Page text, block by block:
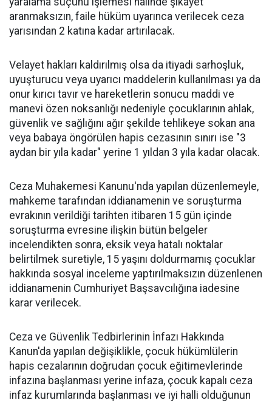
aranmaksızın, faile hüküm uyarınca verilecek ceza
yarısından 2 katına kadar artırılacak.
Velayet hakları kaldırılmış olsa da itiyadi sarhoşluk,
uyuşturucu veya uyarıcı maddelerin kullanılması ya da
onur kırıcı tavır ve hareketlerin sonucu maddi ve
manevi özen noksanlığı nedeniyle çocuklarının ahlak,
güvenlik ve sağlığını ağır şekilde tehlikeye sokan ana
veya babaya öngörülen hapis cezasının sınırı ise "3
aydan bir yıla kadar" yerine 1 yıldan 3 yıla kadar olacak.
Ceza Muhakemesi Kanunu'nda yapılan düzenlemeyle,
mahkeme tarafından iddianamenin ve soruşturma
evrakının verildiği tarihten itibaren 15 gün içinde
soruşturma evresine ilişkin bütün belgeler
incelendikten sonra, eksik veya hatalı noktalar
belirtilmek suretiyle, 15 yaşını doldurmamış çocuklar
hakkında sosyal inceleme yaptırılmaksızın düzenlenen
iddianamenin Cumhuriyet Başsavcılığına iadesine
karar verilecek.
Ceza ve Güvenlik Tedbirlerinin İnfazı Hakkında
Kanun'da yapılan değişiklikle, çocuk hükümlülerin
hapis cezalarının doğrudan çocuk eğitimevlerinde
infazına başlanması yerine infaza, çocuk kapalı ceza
infaz kurumlarında başlanması ve iyi halli olduğunun